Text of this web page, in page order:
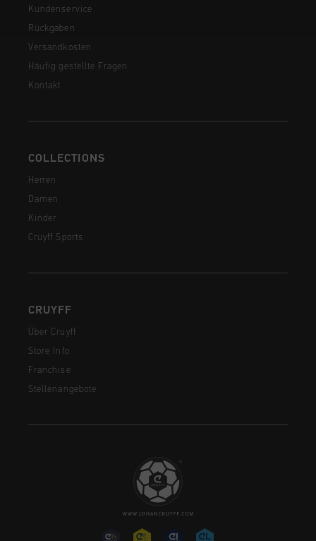
Kundenservice
Rückgaben
Versandkosten
Häufig gestellte Fragen
Kontakt
COLLECTIONS
Herren
Damen
Kinder
Cruyff Sports
CRUYFF
Über Cruyff
Store Info
Franchise
Stellenangebote